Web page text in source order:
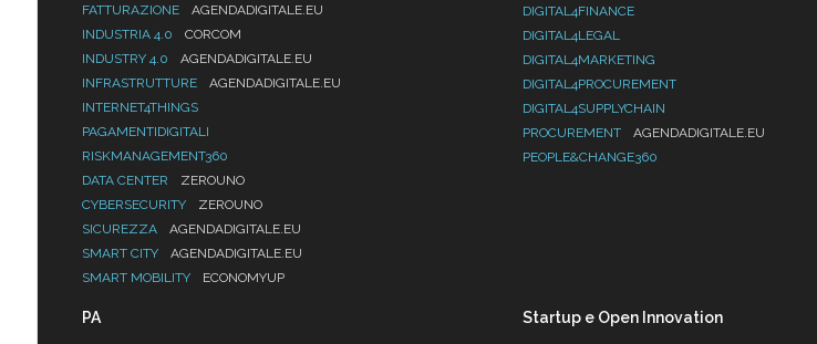
FATTURAZIONE
AGENDADIGITALE.EU
INDUSTRIA 4.0
CORCOM
INDUSTRY 4.0
AGENDADIGITALE.EU
INFRASTRUTTURE
AGENDADIGITALE.EU
INTERNET4THINGS
PAGAMENTIDIGITALI
RISKMANAGEMENT360
DATA CENTER
ZEROUNO
CYBERSECURITY
ZEROUNO
SICUREZZA
AGENDADIGITALE.EU
SMART CITY
AGENDADIGITALE.EU
SMART MOBILITY
ECONOMYUP
DIGITAL4FINANCE
DIGITAL4LEGAL
DIGITAL4MARKETING
DIGITAL4PROCUREMENT
DIGITAL4SUPPLYCHAIN
PROCUREMENT
AGENDADIGITALE.EU
PEOPLE&CHANGE360
PA Startup e Open Innovation